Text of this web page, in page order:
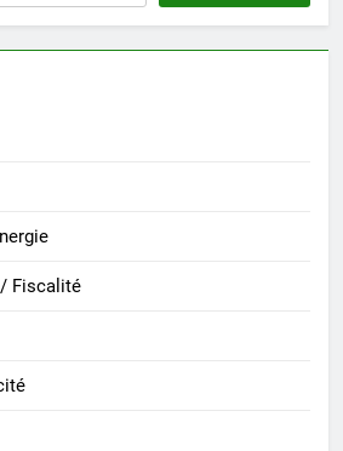
Fiscalité